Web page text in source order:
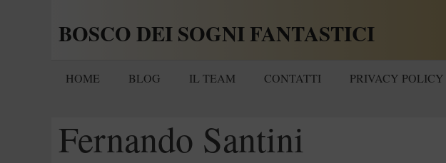
BOSCO DEI SOGNI FANTASTICI
HOME BLOG IL TEAM CONTATTI PRIVACY POLICY
Fernando Santini